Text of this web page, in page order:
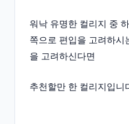
워낙 유명한 컬리지 중
쪽으로 편입을 고려하시
을 고려하신다면
추천할만 한 컬리지입니